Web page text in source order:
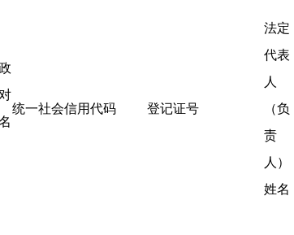
统一社会信用代码 登记证号
法定
代表
人
（负
责
人）
姓名